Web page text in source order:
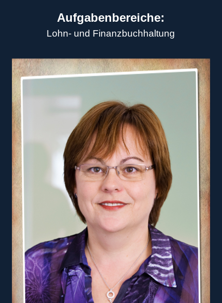
Aufgabenbereiche:
Lohn- und Finanzbuchhaltung